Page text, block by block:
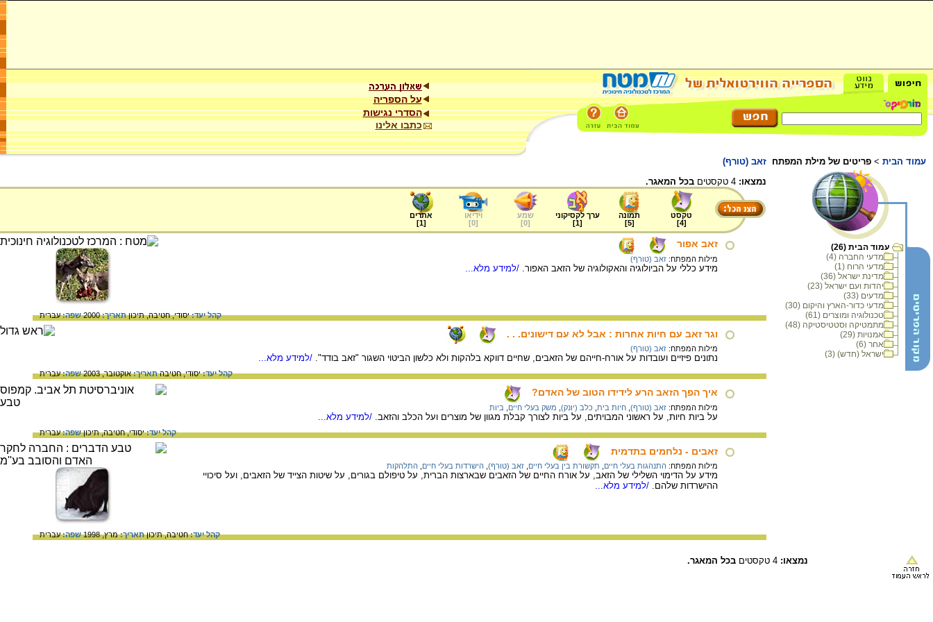
על הספריה
הסדרי נגישות
כתבו אלינו
עמוד הבית > פריטים של מילת המפתח זאב (טורף)
עמוד הבית (26)
מדעי החברה (4)
מדעי הרוח (1)
מדינת ישראל (36)
יהדות ועם ישראל (23)
מדעים (33)
מדעי כדור-הארץ והיקום (30)
טכנולוגיה ומוצרים (61)
מתמטיקה וסטטיסטיקה (48)
אמנויות (29)
אחר (6)
ישראל (חדש) (3)
נמצאו: בכל המאגר.
טקסט
[
4
]
תמונה
[
5
]
ערך לקסיקוני
[
1
]
שמע
[
0
]
וידיאו
[
0
]
אתרים
[
1
]
זאב אפור
מילות המפתח: זאב (טורף)
מידע כללי על הביולוגיה והאקולוגיה של הזאב האפור. /למידע מלא...
קהל יעד:יסודי,חטיבה,תיכוןתאריך:2000 שפה:עברית
וגר זאב עם חיות אחרות : אבל לא עם דישונים. . .
מילות המפתח: זאב (טורף)
נתונים פיזיים ועובדות על אורח-חייהם של הזאבים, שחיים דווקא בלהקות ולא כלשון הביטוי השגור "זאב בודד". /למידע מלא...
קהל יעד:יסודי,חטיבהתאריך:אוקטובר, 2003 שפה:עברית
איך הפך הזאב הרע לידידו הטוב של האדם?
מילות המפתח: זאב (טורף) חיות בית כלב (יונק) משק בעלי חיים ביות
על ביות חיות, על ראשוני המבויתים, על ביות לצורך קבלת מגוון של מוצרים ועל הכלב והזאב. /למידע מלא...
קהל יעד:יסודי,חטיבה,תיכוןשפה:עברית
זאבים - נלחמים בתדמית
מילות המפתח: התנהגות בעלי חיים תקשורת בין בעלי חיים זאב (טורף) הישרדות בעלי חיים התלהקות
מידע על הדימוי השלילי של הזאב, על אורח החיים של הזאבים שבארצות הברית, על טיפולם בגורים, על שיטות הצייד של הזאבים, ועל סיכויי
ההישרדות שלהם. /למידע מלא...
קהל יעד:חטיבה,תיכוןתאריך:מרץ, 1998 שפה:עברית
נמצאו: בכל המאגר.